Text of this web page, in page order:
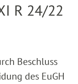
R 24/22
Beschluss
des EuGH